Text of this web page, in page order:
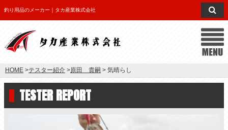
釣り用品のメーカー｜タカ産業株式会社
HOME >テスター紹介 >原田 貴嗣 > 気晴らし
TESTER REPORT